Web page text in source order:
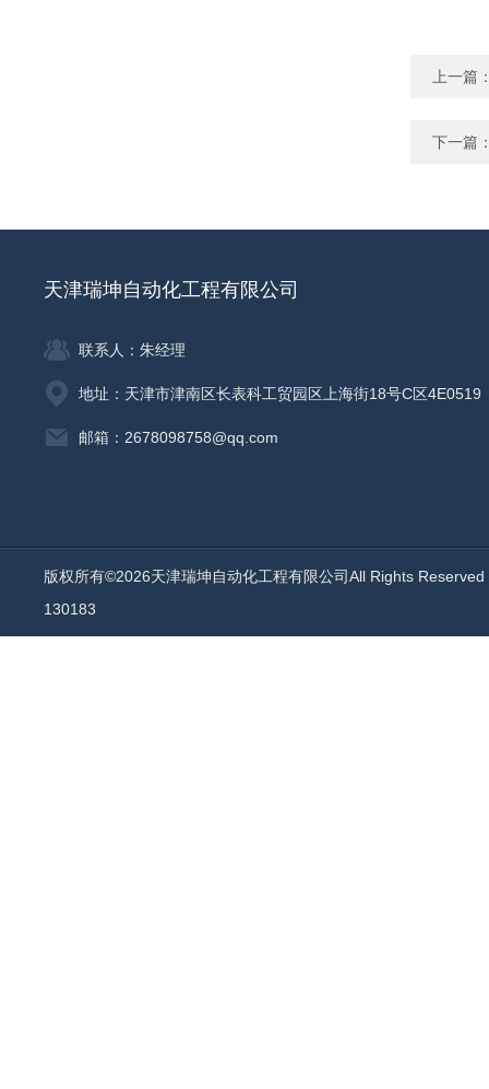
上一篇
下一篇
天津瑞坤自动化工程有限公司
联系人：朱经理
地址：天津市津南区长表科工贸园区上海街18号C区4E0519
邮箱：2678098758@qq.com
版权所有©2026天津瑞坤自动化工程有限公司All Rights
130183